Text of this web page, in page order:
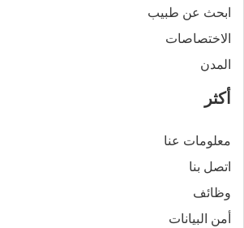
ابحث عن طبيب
الاختصاصات
المدن
أكثر
معلومات عنا
اتصل بنا
وظائف
أمن البيانات